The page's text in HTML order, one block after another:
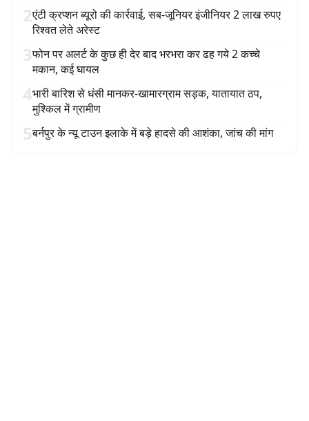
2एंटी क्रप्शन ब्यूरो की कार्रवाई, सब-जूनियर इंजीनियर 2 लाख रुपए
रिश्वत लेते अरेस्ट
3फोन पर अलर्ट के कुछ ही देर बाद भरभरा कर ढह गये 2 कच्चे
मकान, कई घायल
4भारी बारिश से धंसी मानकर-खामारग्राम सड़क, यातायात ठप,
मुश्किल में ग्रामीण
5बर्नपुर के न्यू टाउन इलाके में बड़े हादसे की आशंका, जांच की मांग